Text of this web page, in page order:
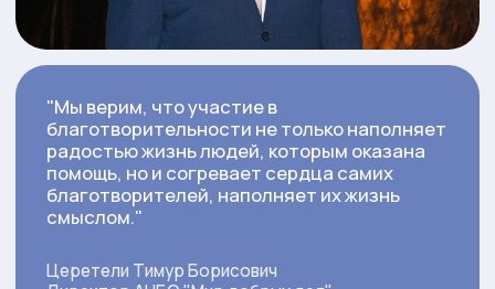
Президент фонда